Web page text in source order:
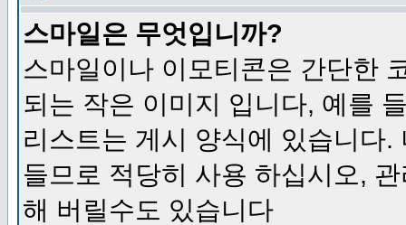
스마일은 무엇입니까?
스마일이나 이모티콘은 간단한
되는 작은 이미지 입니다, 예를
리스트는 게시 양식에 있습니다
들므로 적당히 사용 하십시오,
해 버릴수도 있습니다